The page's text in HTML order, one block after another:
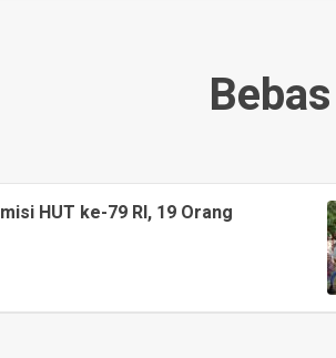
Bebas
HUT ke-79 RI, 19 Orang